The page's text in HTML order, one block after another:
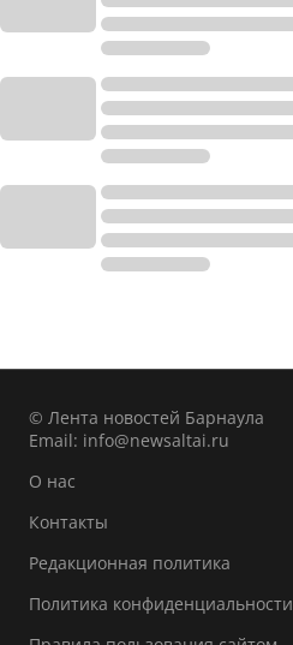
© Лента новостей Барнаула
Email: info@newsaltai.ru
О нас
Контакты
Редакционная политика
Политика конфиденциальности